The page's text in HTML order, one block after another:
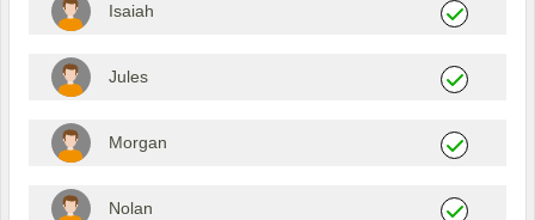
Isaiah
Jules
Morgan
Nolan